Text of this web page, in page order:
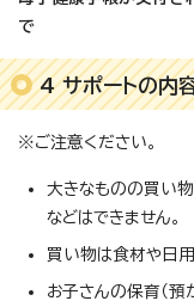
で
4 サポートの内
※ご注意ください。
大きなものの買い物
などはできません。
買い物は食材や日
お子さんの保育（預